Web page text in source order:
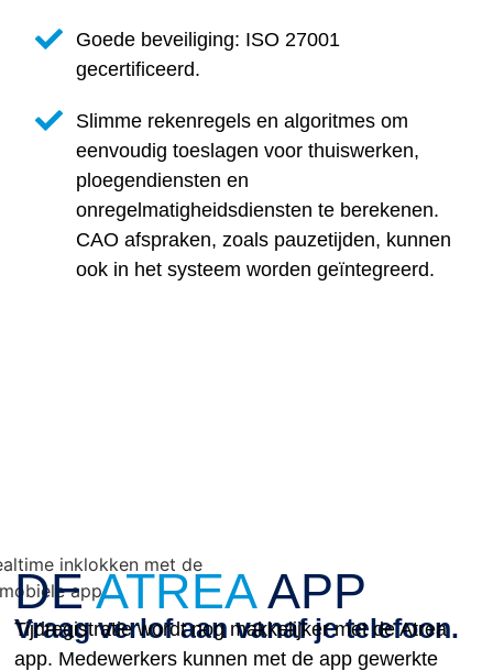
Goede beveiliging: ISO 27001
gecertificeerd.
Slimme rekenregels en algoritmes om
eenvoudig toeslagen voor thuiswerken,
ploegendiensten en
onregelmatigheidsdiensten te berekenen.
CAO afspraken, zoals pauzetijden, kunnen
ook in het systeem worden geïntegreerd.
DEATREAAPP
Vraag verlof aan vanaf je telefoon.
Tijdregistratie wordt nog makkelijker met de Atrea
app. Medewerkers kunnen met de app gewerkte